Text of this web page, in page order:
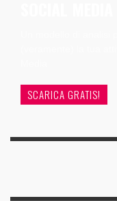
SCARICA GRATIS!